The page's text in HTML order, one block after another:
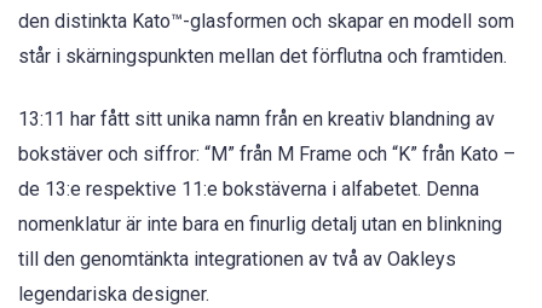
den distinkta Kato™-glasformen och skapar en modell som
står i skärningspunkten mellan det förflutna och framtiden.
13:11 har fått sitt unika namn från en kreativ blandning av
bokstäver och siffror: “M” från M Frame och “K” från Kato –
de 13:e respektive 11:e bokstäverna i alfabetet. Denna
nomenklatur är inte bara en finurlig detalj utan en blinkning
till den genomtänkta integrationen av två av Oakleys
legendariska designer.